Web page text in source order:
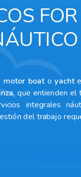
motor boatoyacht
, que entienden el
integrales
del trabajo